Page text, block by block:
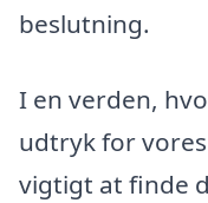
beslutning.
I en verden,
udtryk for
vigtigt at finde